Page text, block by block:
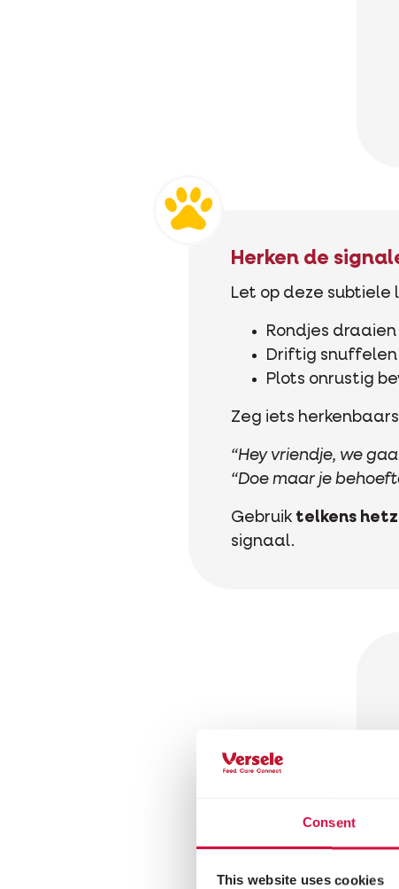
Consent
This website uses cookies
Herken de
Let op deze
Rondjes draaien
Driftig snuffelen
Plots onrustig
Zeg iets
“Hey vriendje, we
“Doe maar je
Gebruik telkens
signaal.